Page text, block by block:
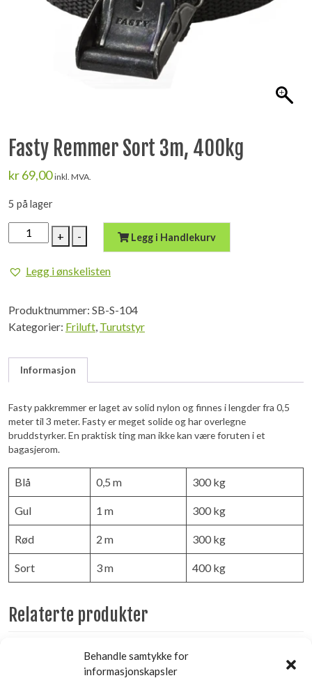
Behandle samtykke for
informasjonskapsler
Fasty Remmer Sort 3m, 400kg
kr69,00 inkl. MVA.
5 på lager
+
Fasty
Remmer
3m,
antall
- Legg i Handlekurv
Legg i ønskelisten
Produktnummer: SB-S-104
Kategorier: Friluft, Turutstyr
Informasjon
Fasty pakkremmer er laget av solid nylon og finnes i lengder fra 0,5
meter til 3 meter. Fasty er meget solide og har overlegne
bruddstyrker. En praktisk ting man ikke kan være foruten i et
bagasjerom.
Blå 0,5 m 300 kg
Gul 1 m 300 kg
Rød 2 m 300 kg
Sort 3 m 400 kg
Relaterte produkter
Utsolgt Utsolgt